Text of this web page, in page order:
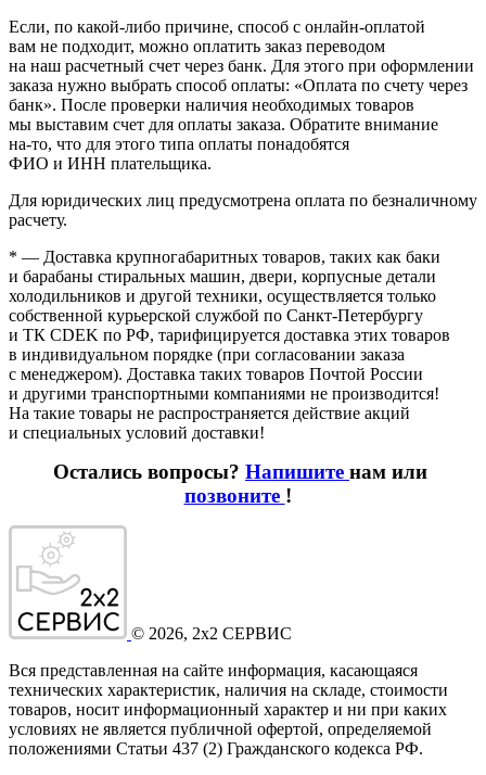
Если, по какой-либо причине, способ с онлайн-оплатой
вам не подходит, можно оплатить заказ переводом
на наш расчетный счет через банк. Для этого при оформлении
заказа нужно выбрать способ оплаты: «Оплата по счету через
банк». После проверки наличия необходимых товаров
мы выставим счет для оплаты заказа. Обратите внимание
на-то, что для этого типа оплаты понадобятся
ФИО и ИНН плательщика.
Для юридических лиц предусмотрена оплата по безналичному
расчету.
* — Доставка крупногабаритных товаров, таких как баки
и барабаны стиральных машин, двери, корпусные детали
холодильников и другой техники, осуществляется только
собственной курьерской службой по Санкт-Петербургу
и ТК CDEK по РФ, тарифицируется доставка этих товаров
в индивидуальном порядке (при согласовании заказа
с менеджером). Доставка таких товаров Почтой России
и другими транспортными компаниями не производится!
На такие товары не распространяется действие акций
и специальных условий доставки!
Остались вопросы? Напишите нам или
позвоните !
© 2026, 2x2 СЕРВИС
Вся представленная на сайте информация, касающаяся
технических характеристик, наличия на складе, стоимости
товаров, носит информационный характер и ни при каких
условиях не является публичной офертой, определяемой
положениями Статьи 437 (2) Гражданского кодекса РФ.